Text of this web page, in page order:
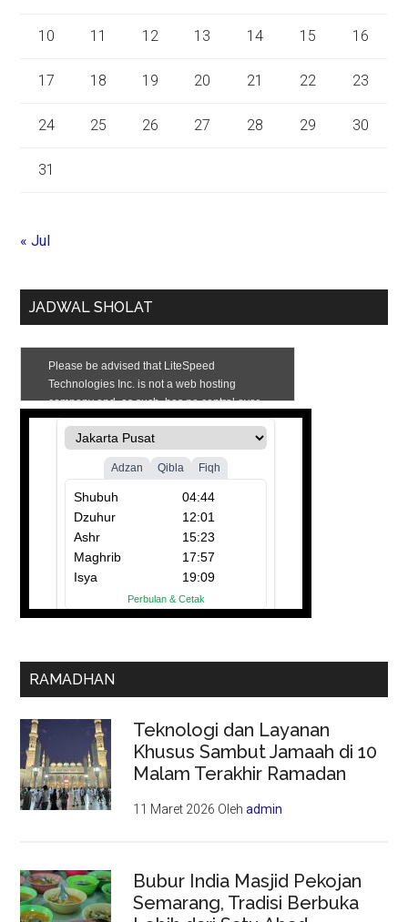
10 11 12 13 14 15 16
17 18 19 20 21 22 23
24 25 26 27 28 29 30
31
« Jul
JADWAL SHOLAT
RAMADHAN
Teknologi dan Layanan
Khusus Sambut Jamaah di 10
Malam Terakhir Ramadan
11 Maret 2026 Olehadmin
Bubur India Masjid Pekojan
Semarang, Tradisi Berbuka